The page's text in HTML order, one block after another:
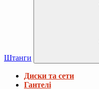
Штанги
Диски та сети
Гантелі